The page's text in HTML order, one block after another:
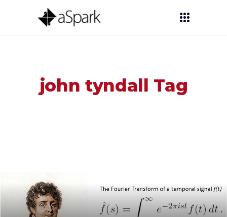
john tyndall Tag